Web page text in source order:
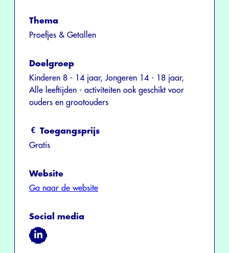
Thema
Proefjes & Getallen
Doelgroep
Kinderen 8 - 14 jaar, Jongeren 14 - 18 jaar,
Alle leeftijden - activiteiten ook geschikt voor
ouders en grootouders
Toegangsprijs
Gratis
Website
Ga naar de website
Social media